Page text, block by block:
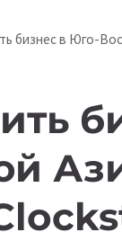
бизнес в Юго-